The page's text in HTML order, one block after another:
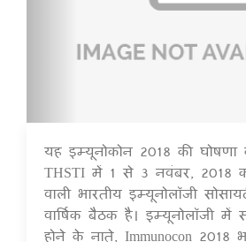
यह इम्यूनोकोन 2018 की घोषणा
THSTI में 1 से 3 नवंबर, 2018
वाली भारतीय इम्यूनोलॉजी
वार्षिक बैठक है। इम्यूनोलॉजी
होने के नाते, Immunocon